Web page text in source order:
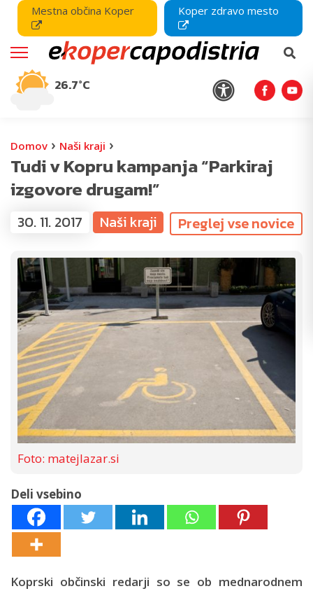
Mestna občina Koper Koper zdravo mesto
26.7°C
Domov › Naši kraji ›
Tudi v Kopru kampanja “Parkiraj
izgovore drugam!”
30. 11. 2017 Naši kraji Preglej vse novice
Foto: matejlazar.si
Deli vsebino
Koprski občinski redarji so se ob mednarodnem